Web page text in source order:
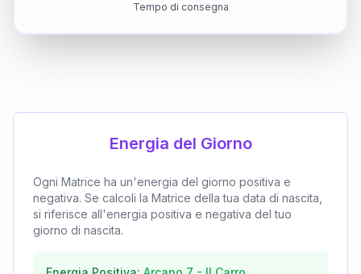
Tempo di consegna
Energia del Giorno
Ogni Matrice ha un'energia del giorno positiva e
negativa. Se calcoli la Matrice della tua data di nascita,
si riferisce all'energia positiva e negativa del tuo
giorno di nascita.